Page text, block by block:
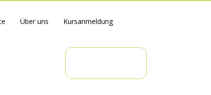
Über uns Kursanmeldung